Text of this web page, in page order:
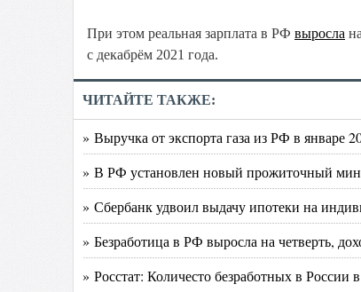
При этом реальная зарплата в РФ выросла
с декабрём 2021 года.
ЧИТАЙТЕ ТАКЖЕ:
» Выручка от экспорта газа из РФ в январе
» В РФ установлен новый прожиточный
» Сбербанк удвоил выдачу ипотеки на
» Безработица в РФ выросла на четверть,
» Росстат: Количесто безработных в России